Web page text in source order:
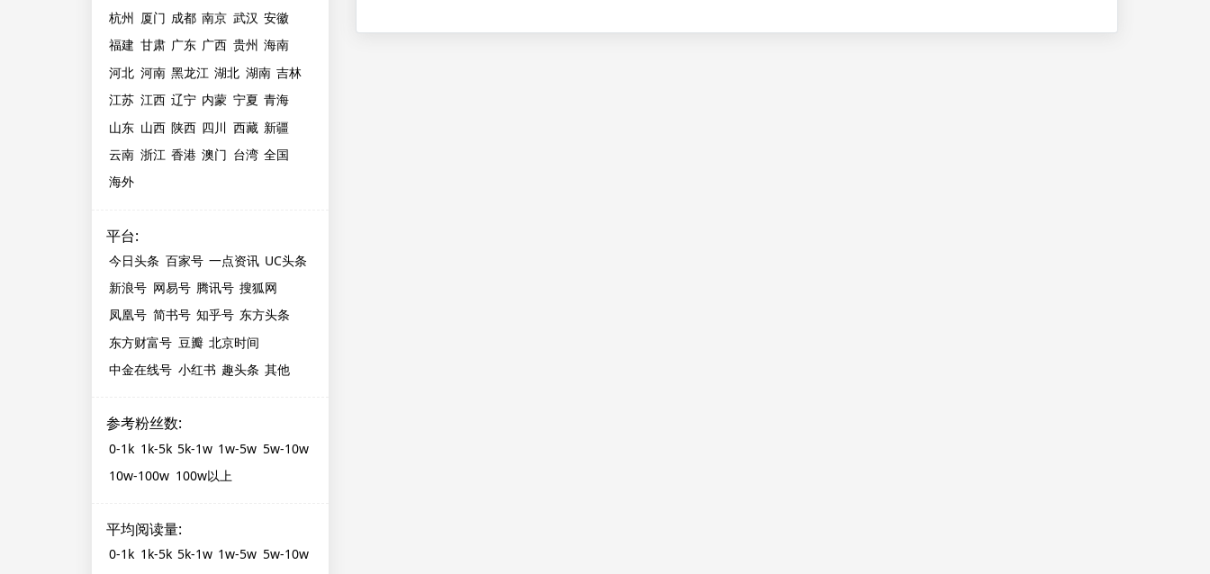
杭州 厦门 成都 南京 武汉 安徽
福建 甘肃 广东 广西 贵州 海南
河北 河南 黑龙江 湖北 湖南 吉林
江苏 江西 辽宁 内蒙 宁夏 青海
山东 山西 陕西 四川 西藏 新疆
云南 浙江 香港 澳门 台湾 全国
海外
平台:
今日头条 百家号 一点资讯 UC头条
新浪号 网易号 腾讯号 搜狐网
凤凰号 简书号 知乎号 东方头条
东方财富号 豆瓣 北京时间
中金在线号 小红书 趣头条 其他
参考粉丝数:
0-1k 1k-5k 5k-1w 1w-5w 5w-10w
10w-100w 100w以上
平均阅读量:
0-1k 1k-5k 5k-1w 1w-5w 5w-10w